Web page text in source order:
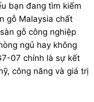
bạn đang tìm kiếm
gỗ Malaysia chất
gỗ công nghiệp
ngủ hay không
07 chính là sự kết
công năng và giá trị